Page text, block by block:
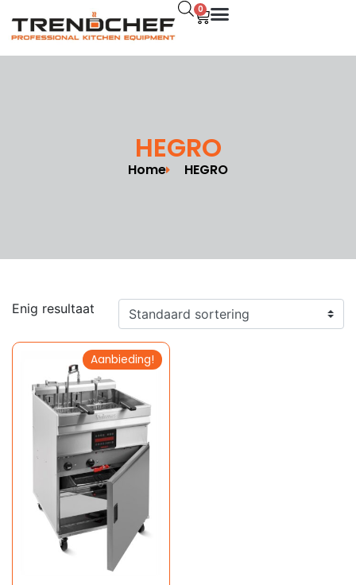
0
HEGRO
Home HEGRO
Enig resultaat
Aanbieding!